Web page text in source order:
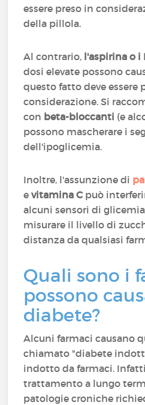
essere preso in
della pillola.
Al contrario, l'aspirina o i
dosi elevate possono
questo fatto deve essere
considerazione. Si
con beta-bloccanti (e
possono mascherare i
dell'ipoglicemia.
Inoltre, l'assunzione di
evitamina Cpuò
alcuni sensori di
misurare il livello di
distanza da qualsiasi
Quali sono i
possono
diabete?
Alcuni farmaci causano
chiamato "diabete
indotto da farmaci.
trattamento a lungo
patologie croniche